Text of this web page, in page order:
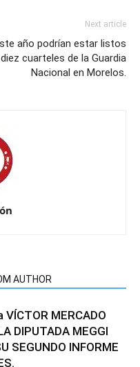
Next article
año podrían estar listos
diez cuarteles de la Guardia
Nacional en Morelos.
AUTHOR
MERCADO
DIPUTADA MEGGI
SEGUNDO INFORME